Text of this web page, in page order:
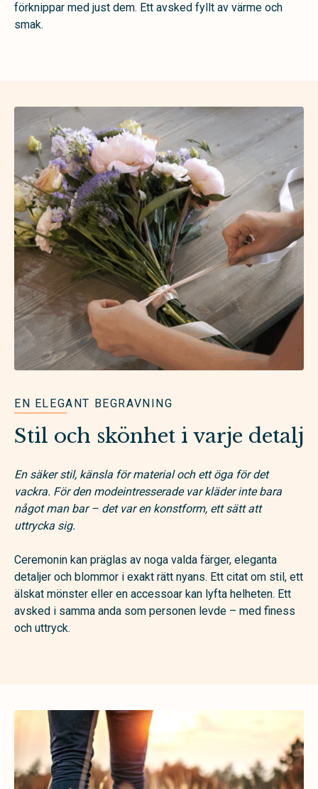
förknippar med just dem. Ett avsked fyllt av värme och
smak.
EN ELEGANT BEGRAVNING
Stil och skönhet i varje detalj
En säker stil, känsla för material och ett öga för det
vackra. För den modeintresserade var kläder inte bara
något man bar – det var en konstform, ett sätt att
uttrycka sig.
Ceremonin kan präglas av noga valda färger, eleganta
detaljer och blommor i exakt rätt nyans. Ett citat om stil, ett
älskat mönster eller en accessoar kan lyfta helheten. Ett
avsked i samma anda som personen levde – med finess
och uttryck.